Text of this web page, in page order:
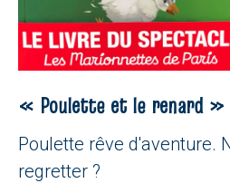
« Poulette et le renard »
Poulette rêve d'aventure.
regretter ?